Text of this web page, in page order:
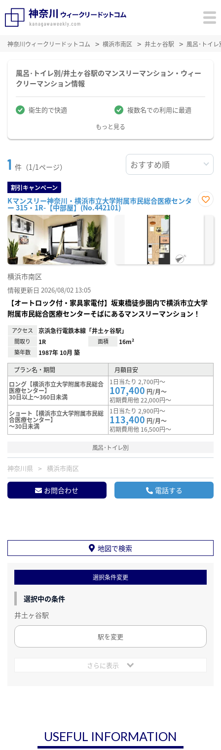
神奈川ウィークリードットコム 横浜市南区 井土ヶ谷駅 風呂･トイ
風呂･トイレ別/井土ヶ谷駅のマンスリーマンション・ウィー
クリーマンション情報
衛生的で快適 複数名での利用に最適
もっと見る
1 件（1/1ページ）
割引キャンペーン
Kマンスリー神奈川・横浜市立大学附属市民総合医療センタ
ー 315・1R-【中部屋】(No.442101)
に入
横浜市南区
情報更新日 2026/08/02 13:05
【オートロック付・家具家電付】坂東橋徒歩圏内で横浜市立大学
附属市民総合医療センターそばにあるマンスリーマンション！
アクセス 京浜急行電鉄本線「井土ヶ谷駅」
間取り 1R 面積 16m²
築年数 1987年 10月 築
プラン名・期間
月額目安
ロング【横浜市立大学附属市民総合
医療センター】
30日以上～360日未満
1日当たり 2,700円～
107,400 円/月～
初期費用他 22,000円～
ショート【横浜市立大学附属市民総
合医療センター】
～30日未満
1日当たり 2,900円～
113,400 円/月～
初期費用他 16,500円～
風呂･トイレ別
神奈川県 横浜市南区
お問合わせ 電話する
地図で検索
選択条件変更
選択中の条件
井土ヶ谷駅
駅を変更
さらに表示
USEFUL INFORMATION